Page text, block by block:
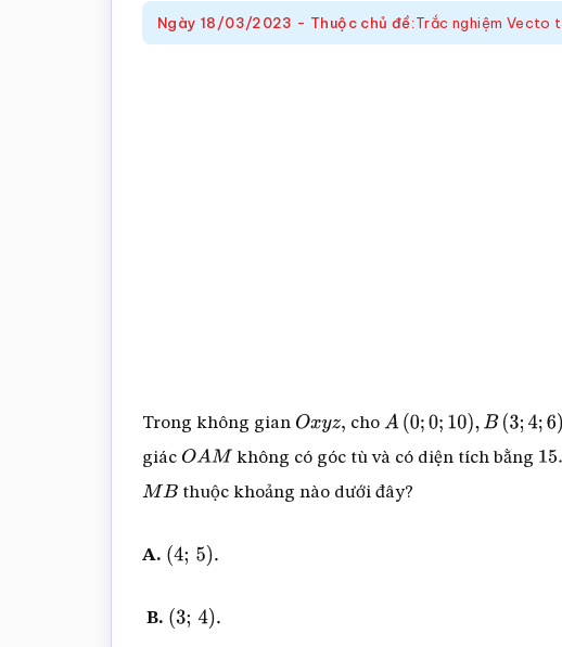
Ngày 18/03/2023 - Thuộc chủ đề:Trắc nghiệm Vecto
Trong không gian Oxyz, cho A(0;0 ;10),B(3; 4;6) .
giác OAM không có góc tù và có diện tích bằng 15.
MB thuộc khoảng nào dưới đây?
A. ( 4; 5).
B. (3; ).